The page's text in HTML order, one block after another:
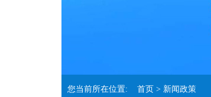
您当前所在位置: 首页 > 新闻政策